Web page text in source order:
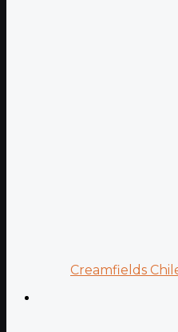
Creamfields